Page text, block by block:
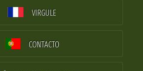
VIRGULE
CONTACTO